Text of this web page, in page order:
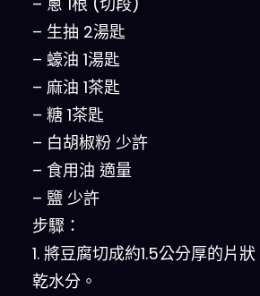
– 生抽 2湯匙
– 蠔油 1湯匙
– 麻油 1茶匙
– 糖 1茶匙
– 白胡椒粉 少許
– 食用油 適量
– 鹽 少許
步驟：
1. 將豆腐切成約1.5公分厚的片
乾水分。